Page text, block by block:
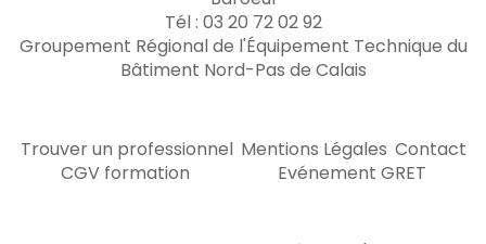
Tél : 03 20 72 02 92
Groupement Régional de l'Équipement Technique du
Bâtiment Nord-Pas de Calais
Trouver un professionnel Mentions Légales Contact
CGV formation
Evénement GRET